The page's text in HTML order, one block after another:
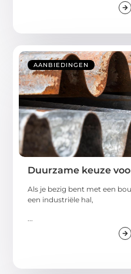
AANBIEDINGEN
Duurzame keuze
Als je bezig bent met een
een industriële hal,
...